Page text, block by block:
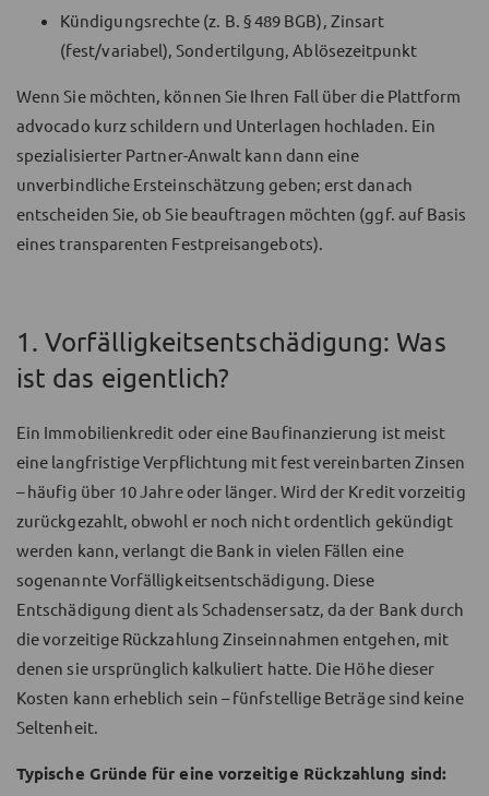
Kündigungsrechte (z. B. § 489 BGB), Zinsart
(fest/variabel), Sondertilgung, Ablösezeitpunkt
Wenn Sie möchten, können Sie Ihren Fall über die Plattform
advocado kurz schildern und Unterlagen hochladen. Ein
spezialisierter Partner-Anwalt kann dann eine
unverbindliche Ersteinschätzung geben; erst danach
entscheiden Sie, ob Sie beauftragen möchten (ggf. auf Basis
eines transparenten Festpreisangebots).
1. Vorfälligkeitsentschädigung: Was
ist das eigentlich?
Ein Immobilienkredit oder eine Baufinanzierung ist meist
eine langfristige Verpflichtung mit fest vereinbarten Zinsen
– häufig über 10 Jahre oder länger. Wird der Kredit vorzeitig
zurückgezahlt, obwohl er noch nicht ordentlich gekündigt
werden kann, verlangt die Bank in vielen Fällen eine
sogenannte Vorfälligkeitsentschädigung. Diese
Entschädigung dient als Schadensersatz, da der Bank durch
die vorzeitige Rückzahlung Zinseinnahmen entgehen, mit
denen sie ursprünglich kalkuliert hatte. Die Höhe dieser
Kosten kann erheblich sein – fünfstellige Beträge sind keine
Seltenheit.
Typische Gründe für eine vorzeitige Rückzahlung sind: